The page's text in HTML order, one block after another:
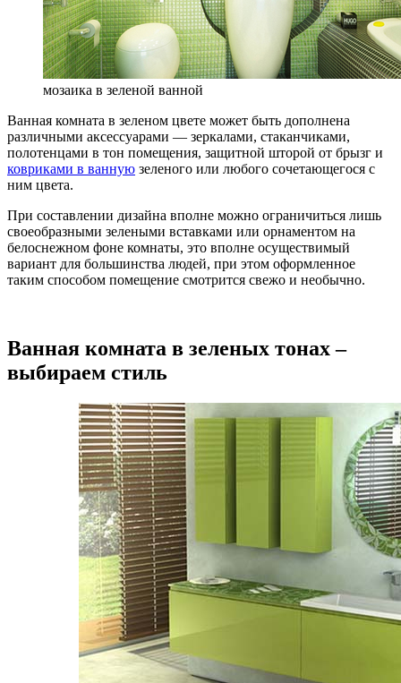
мозаика в зеленой ванной
Ванная комната в зеленом цвете может быть дополнена
различными аксессуарами — зеркалами, стаканчиками,
полотенцами в тон помещения, защитной шторой от брызг и
ковриками в ванную зеленого или любого сочетающегося с
ним цвета.
При составлении дизайна вполне можно ограничиться лишь
своеобразными зелеными вставками или орнаментом на
белоснежном фоне комнаты, это вполне осуществимый
вариант для большинства людей, при этом оформленное
таким способом помещение смотрится свежо и необычно.
Ванная комната в зеленых тонах –
выбираем стиль